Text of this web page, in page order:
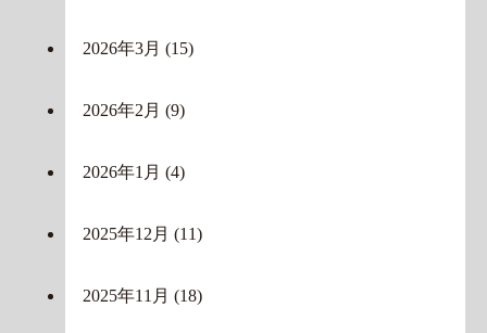
2026年3月 (15)
2026年2月 (9)
2026年1月 (4)
2025年12月 (11)
2025年11月 (18)